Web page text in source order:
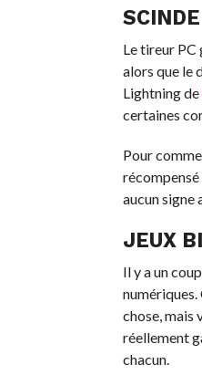
Le tireur
alors que le
Lightning de
certaines
Pour
récompensé
aucun signe
JEUX
Il y a un
numériques.
chose, mais
réellement
chacun.